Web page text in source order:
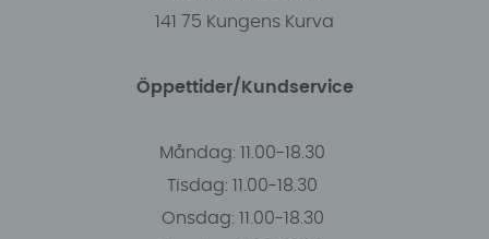
141 75 Kungens Kurva
Öppettider/Kundservice
Måndag: 11.00-18.30
Tisdag: 11.00-18.30
Onsdag: 11.00-18.30